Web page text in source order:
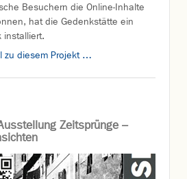
Besuchern die Online-Inhalte
hat die Gedenkstätte ein
installiert.
zu diesem Projekt …
Zeitsprünge –